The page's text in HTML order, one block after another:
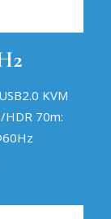
KVM
HDR 70m: